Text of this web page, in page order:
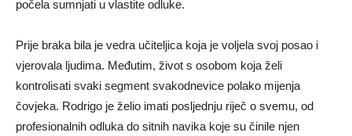
počela sumnjati u vlastite odluke.
Prije braka bila je vedra učiteljica koja je voljela svoj posao i
vjerovala ljudima. Međutim, život s osobom koja želi
kontrolisati svaki segment svakodnevice polako mijenja
čovjeka. Rodrigo je želio imati posljednju riječ o svemu, od
profesionalnih odluka do sitnih navika koje su činile njen